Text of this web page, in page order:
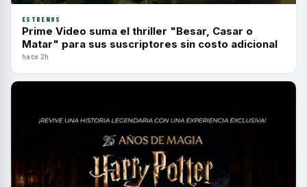
ESTRENOS
Prime Video suma el thriller "Besar, Casar o
Matar" para sus suscriptores sin costo adicional
hace 2h